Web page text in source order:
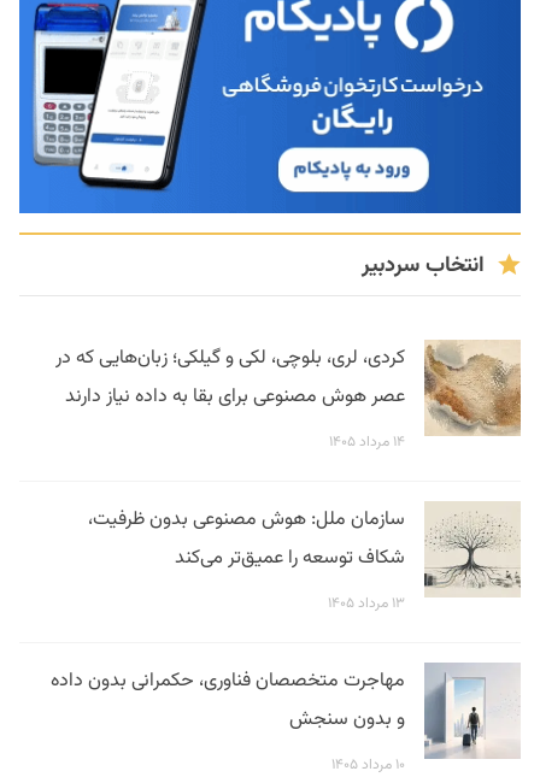
انتخاب سردبیر
کردی، لری، بلوچی، لکی و گیلکی؛ زبان‌هایی که در
عصر هوش مصنوعی برای بقا به داده نیاز دارند
۱۴ مرداد ۱۴۰۵
سازمان ملل: هوش مصنوعی بدون ظرفیت،
شکاف توسعه را عمیق‌تر می‌کند
۱۳ مرداد ۱۴۰۵
مهاجرت متخصصان فناوری، حکمرانی بدون داده
و بدون سنجش
۱۰ مرداد ۱۴۰۵